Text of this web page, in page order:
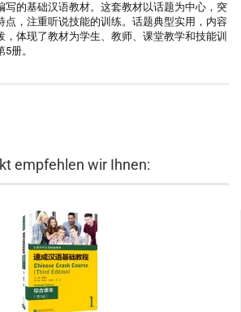
写的基础汉语教材。这套教材以话题为中心，突
点，注重听说技能的训练。话题典型实用，内容
，体现了教材为学生、教师、课堂教学和技能训
册。
empfehlen wir Ihnen: